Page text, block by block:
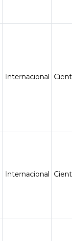
Internacional
Internacional